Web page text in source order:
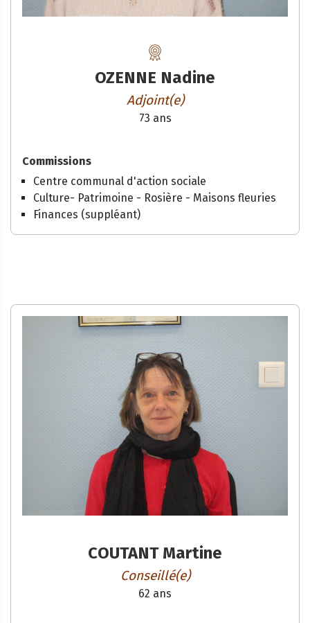
OZENNE Nadine
Adjoint(e)
73 ans
Commissions
Centre communal d'action sociale
Culture- Patrimoine - Rosière - Maisons fleuries
Finances (suppléant)
COUTANT Martine
Conseillé(e)
62 ans